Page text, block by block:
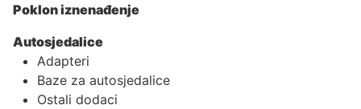
Poklon iznenađenje
Autosjedalice
Adapteri
Baze za autosjedalice
Ostali dodaci